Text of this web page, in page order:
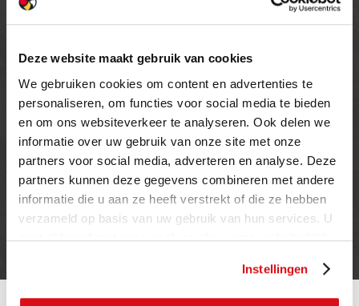
Deze website maakt gebruik van cookies
We gebruiken cookies om content en advertenties te
personaliseren, om functies voor social media te bieden
en om ons websiteverkeer te analyseren. Ook delen we
informatie over uw gebruik van onze site met onze
partners voor social media, adverteren en analyse. Deze
partners kunnen deze gegevens combineren met andere
informatie die u aan ze heeft verstrekt of die ze hebben
verzameld op basis van uw gebruik van hun services. U
gaat akkoord met onze cookies als u onze website blijft
Instellingen
ZATERDAG (enkel showroom)
ZONDAG
GESLOTEN
INFORMATIE
Privacy verklaring
Cookie beleid
Contact